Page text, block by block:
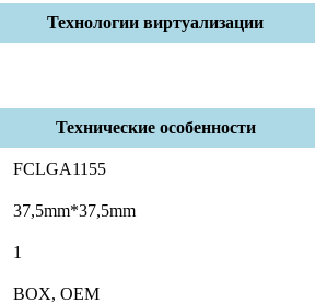
Технологии виртуализации
Технические особенности
FCLGA1155
37,5mm*37,5mm
1
BOX, OEM